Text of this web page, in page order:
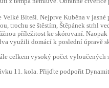
Bíteši. Nejprve Kuběna v
trochu se štěstím, Štěpánek strhl
příležitost ke skórovaní.
využili domácí k poslední úpravě
celkem vysoký počet vyloučených
11. kola. Přijďte podpořit